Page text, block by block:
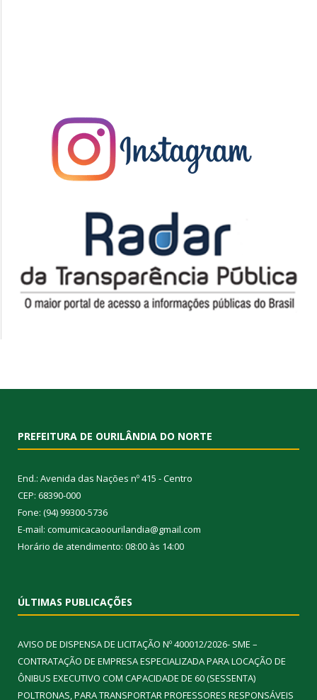
PREFEITURA DE OURILÂNDIA DO NORTE
End.: Avenida das Nações nº 415 - Centro
CEP: 68390-000
Fone: (94) 99300-5736
E-mail: comumicacaoourilandia@gmail.com
Horário de atendimento: 08:00 às 14:00
ÚLTIMAS PUBLICAÇÕES
AVISO DE DISPENSA DE LICITAÇÃO Nº 400012/2026- SME –
CONTRATAÇÃO DE EMPRESA ESPECIALIZADA PARA LOCAÇÃO DE
ÔNIBUS EXECUTIVO COM CAPACIDADE DE 60 (SESSENTA)
POLTRONAS, PARA TRANSPORTAR PROFESSORES RESPONSÁVEIS